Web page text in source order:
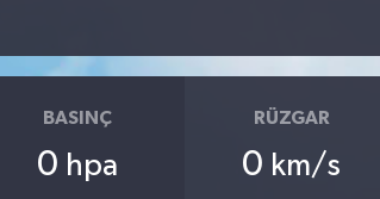
BASINÇ
0 hpa
RÜZGAR
0 km/s